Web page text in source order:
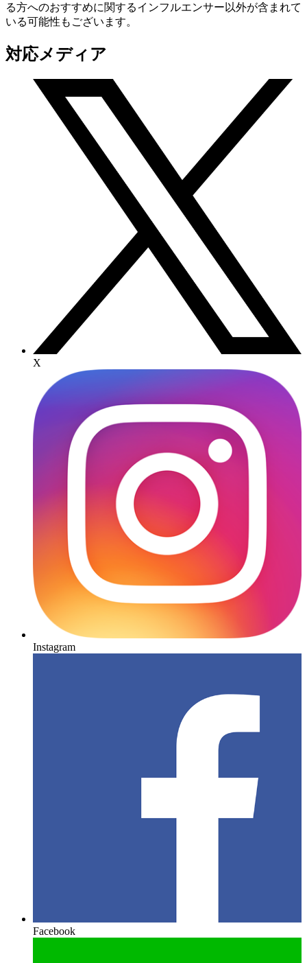
る方へのおすすめに関するインフルエンサー以外が含まれて
いる可能性もございます。
対応メディア
X
Instagram
Facebook